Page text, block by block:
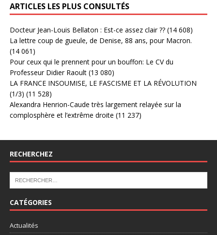
ARTICLES LES PLUS CONSULTÉS
Docteur Jean-Louis Bellaton : Est-ce assez clair ?? (14 608)
La lettre coup de gueule, de Denise, 88 ans, pour Macron.
(14 061)
Pour ceux qui le prennent pour un bouffon: Le CV du
Professeur Didier Raoult (13 080)
LA FRANCE INSOUMISE, LE FASCISME ET LA RÉVOLUTION
(1/3) (11 528)
Alexandra Henrion-Caude très largement relayée sur la
complosphère et l’extrême droite (11 237)
RECHERCHEZ
CATÉGORIES
Actualités